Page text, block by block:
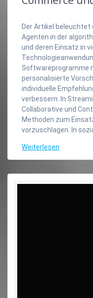
Der Artikel
Agenten in der
und deren Einsatz in
Softwareprogramme
personalisierte
individuelle
verbessern. In
Collaborative und
Methoden zum
vorzuschlagen. In
Weiterlesen